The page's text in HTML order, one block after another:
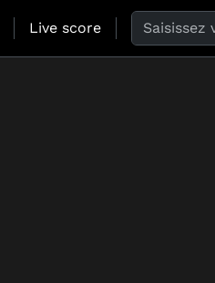
Live score Search the